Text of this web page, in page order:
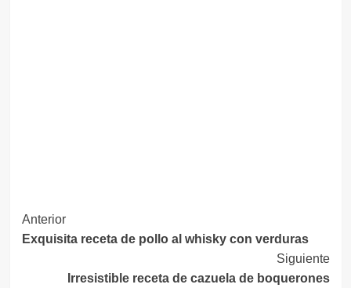
Navegación
de
entradas
Anterior
Exquisita receta de pollo al whisky con verduras
Siguiente
Irresistible receta de cazuela de boquerones